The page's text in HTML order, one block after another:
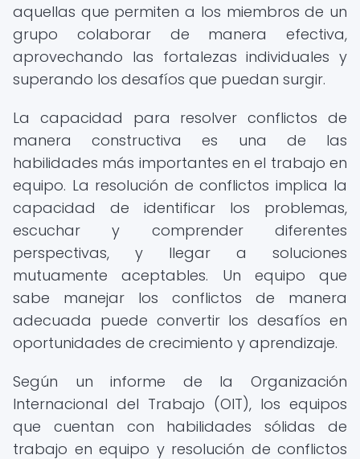
aquellas que permiten a los miembros de un
grupo colaborar de manera efectiva,
aprovechando las fortalezas individuales y
superando los desafíos que puedan surgir.
La capacidad para resolver conflictos de
manera constructiva es una de las
habilidades más importantes en el trabajo en
equipo. La resolución de conflictos implica la
capacidad de identificar los problemas,
escuchar y comprender diferentes
perspectivas, y llegar a soluciones
mutuamente aceptables. Un equipo que
sabe manejar los conflictos de manera
adecuada puede convertir los desafíos en
oportunidades de crecimiento y aprendizaje.
Según un informe de la Organización
Internacional del Trabajo (OIT), los equipos
que cuentan con habilidades sólidas de
trabajo en equipo y resolución de conflictos